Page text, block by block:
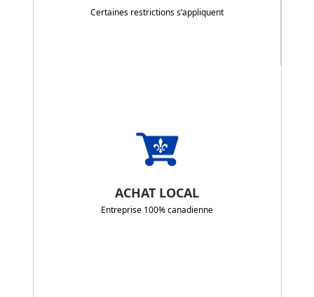
Certaines restrictions s’appliquent
ACHAT LOCAL
Entreprise 100% canadienne